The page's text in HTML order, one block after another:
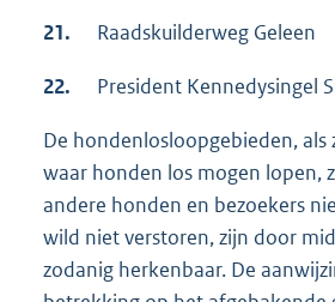
21. Raadskuilderweg Geleen
22. President Kennedysingel
De hondenlosloopgebieden, als
waar honden los mogen lopen,
andere honden en bezoekers
wild niet verstoren, zijn door
zodanig herkenbaar. De